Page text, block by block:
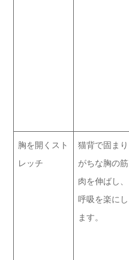
胸を開くスト
レッチ
猫背で固まり
がちな胸の筋
肉を伸ばし、
呼吸を楽にし
ます。